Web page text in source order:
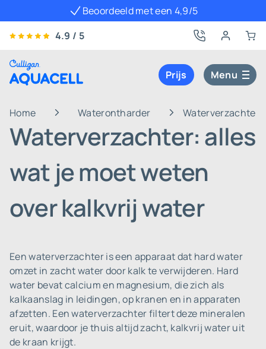
Beoordeeld met een 4,9/5
4.9 / 5
Prijs Menu
Home Waterontharder Waterverzachter:
Waterverzachter: alles
wat je moet weten
over kalkvrij water
Een waterverzachter is een apparaat dat hard water
omzet in zacht water door kalk te verwijderen. Hard
water bevat calcium en magnesium, die zich als
kalkaanslag in leidingen, op kranen en in apparaten
afzetten. Een waterverzachter filtert deze mineralen
eruit, waardoor je thuis altijd zacht, kalkvrij water uit
de kraan krijgt.